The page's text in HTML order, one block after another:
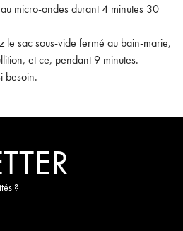
micro-ondes durant 4 minutes 30
le sac sous-vide fermé au bain-marie,
et ce, pendant 9 minutes.
besoin.
?